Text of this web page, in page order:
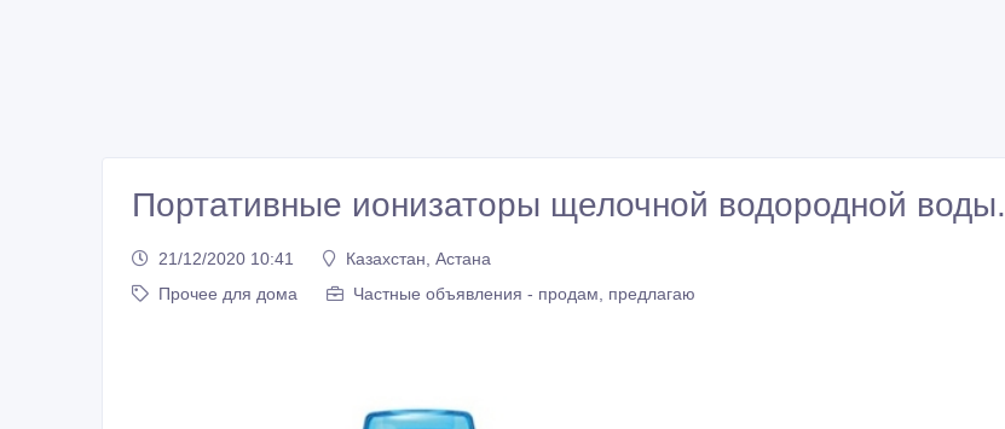
Портативные ионизаторы щелочной водородной воды.
21/12/2020 10:41
Казахстан, Астана
Прочее для дома
Частные объявления - продам, предлагаю